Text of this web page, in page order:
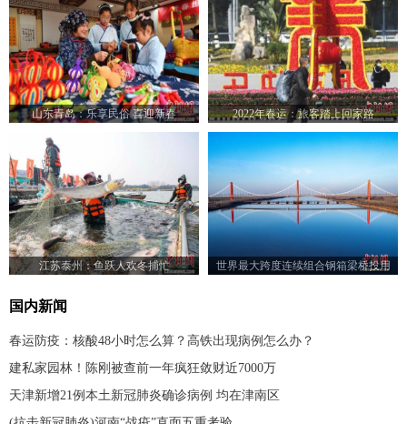
山东青岛：乐享民俗 喜迎新春 2022年春运：旅客踏上回家路
江苏泰州：鱼跃人欢冬捕忙 世界最大跨度连续组合钢箱梁桥投用
国内新闻
春运防疫：核酸48小时怎么算？高铁出现病例怎么办？
建私家园林！陈刚被查前一年疯狂敛财近7000万
天津新增21例本土新冠肺炎确诊病例 均在津南区